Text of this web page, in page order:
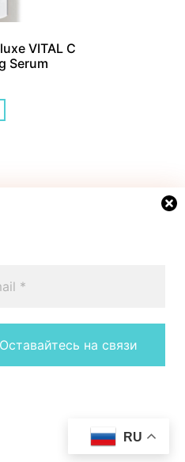
VITAL C
Serum
Messenger
Instagram
RU